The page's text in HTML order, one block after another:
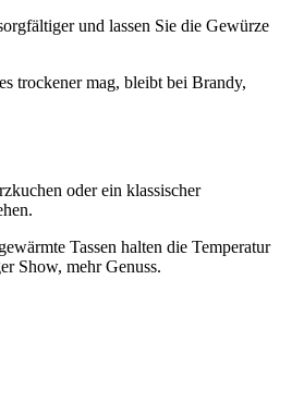
und lassen Sie die Gewürze
trockener mag, bleibt bei Brandy,
oder ein klassischer
Tassen halten die Temperatur
Show, mehr Genuss.